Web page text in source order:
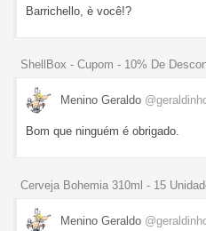
Barrichello, è você!?
ShellBox - Cupom - 10% De
Menino Geraldo
Bom que ninguém é obrigado.
Cerveja Bohemia 310ml - 15
Menino Geraldo